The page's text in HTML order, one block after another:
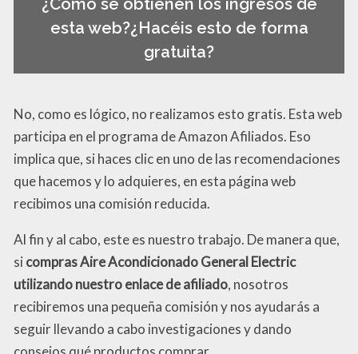
esta web?¿Hacéis esto de forma
gratuita?
No, como es lógico, no realizamos esto gratis. Esta web
participa en el programa de Amazon Afiliados. Eso
implica que, si haces clic en uno de las recomendaciones
que hacemos y lo adquieres, en esta página web
recibimos una comisión reducida.
Al fin y al cabo, este es nuestro trabajo. De manera que,
si compras Aire Acondicionado General Electric
utilizando nuestro enlace de afiliado, nosotros
recibiremos una pequeña comisión y nos ayudarás a
seguir llevando a cabo investigaciones y dando